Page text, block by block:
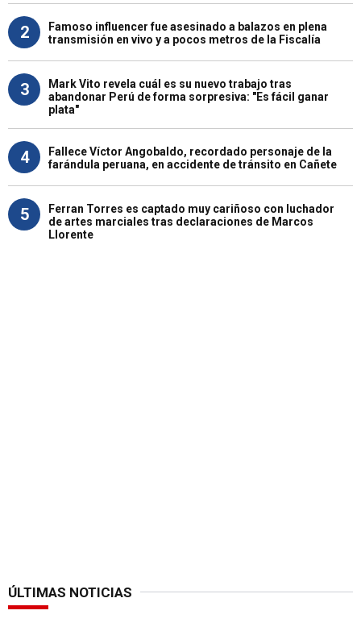
2
Famoso influencer fue asesinado a balazos en plena
transmisión en vivo y a pocos metros de la Fiscalía
3
Mark Vito revela cuál es su nuevo trabajo tras
abandonar Perú de forma sorpresiva: "Es fácil ganar
plata"
4
Fallece Víctor Angobaldo, recordado personaje de la
farándula peruana, en accidente de tránsito en Cañete
5
Ferran Torres es captado muy cariñoso con luchador
de artes marciales tras declaraciones de Marcos
Llorente
ÚLTIMAS NOTICIAS